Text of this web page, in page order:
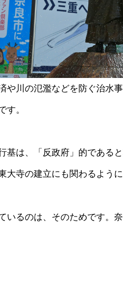
や川の氾濫などを防ぐ治水
す。
基は、「反政府」的である
大寺の建立にも関わるように
いるのは、そのためです。